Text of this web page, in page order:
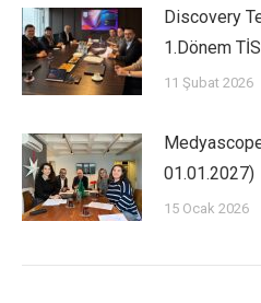
Discovery
1.Dönem
11 Şubat 2026
01.01.2027)
15 Ocak 2026